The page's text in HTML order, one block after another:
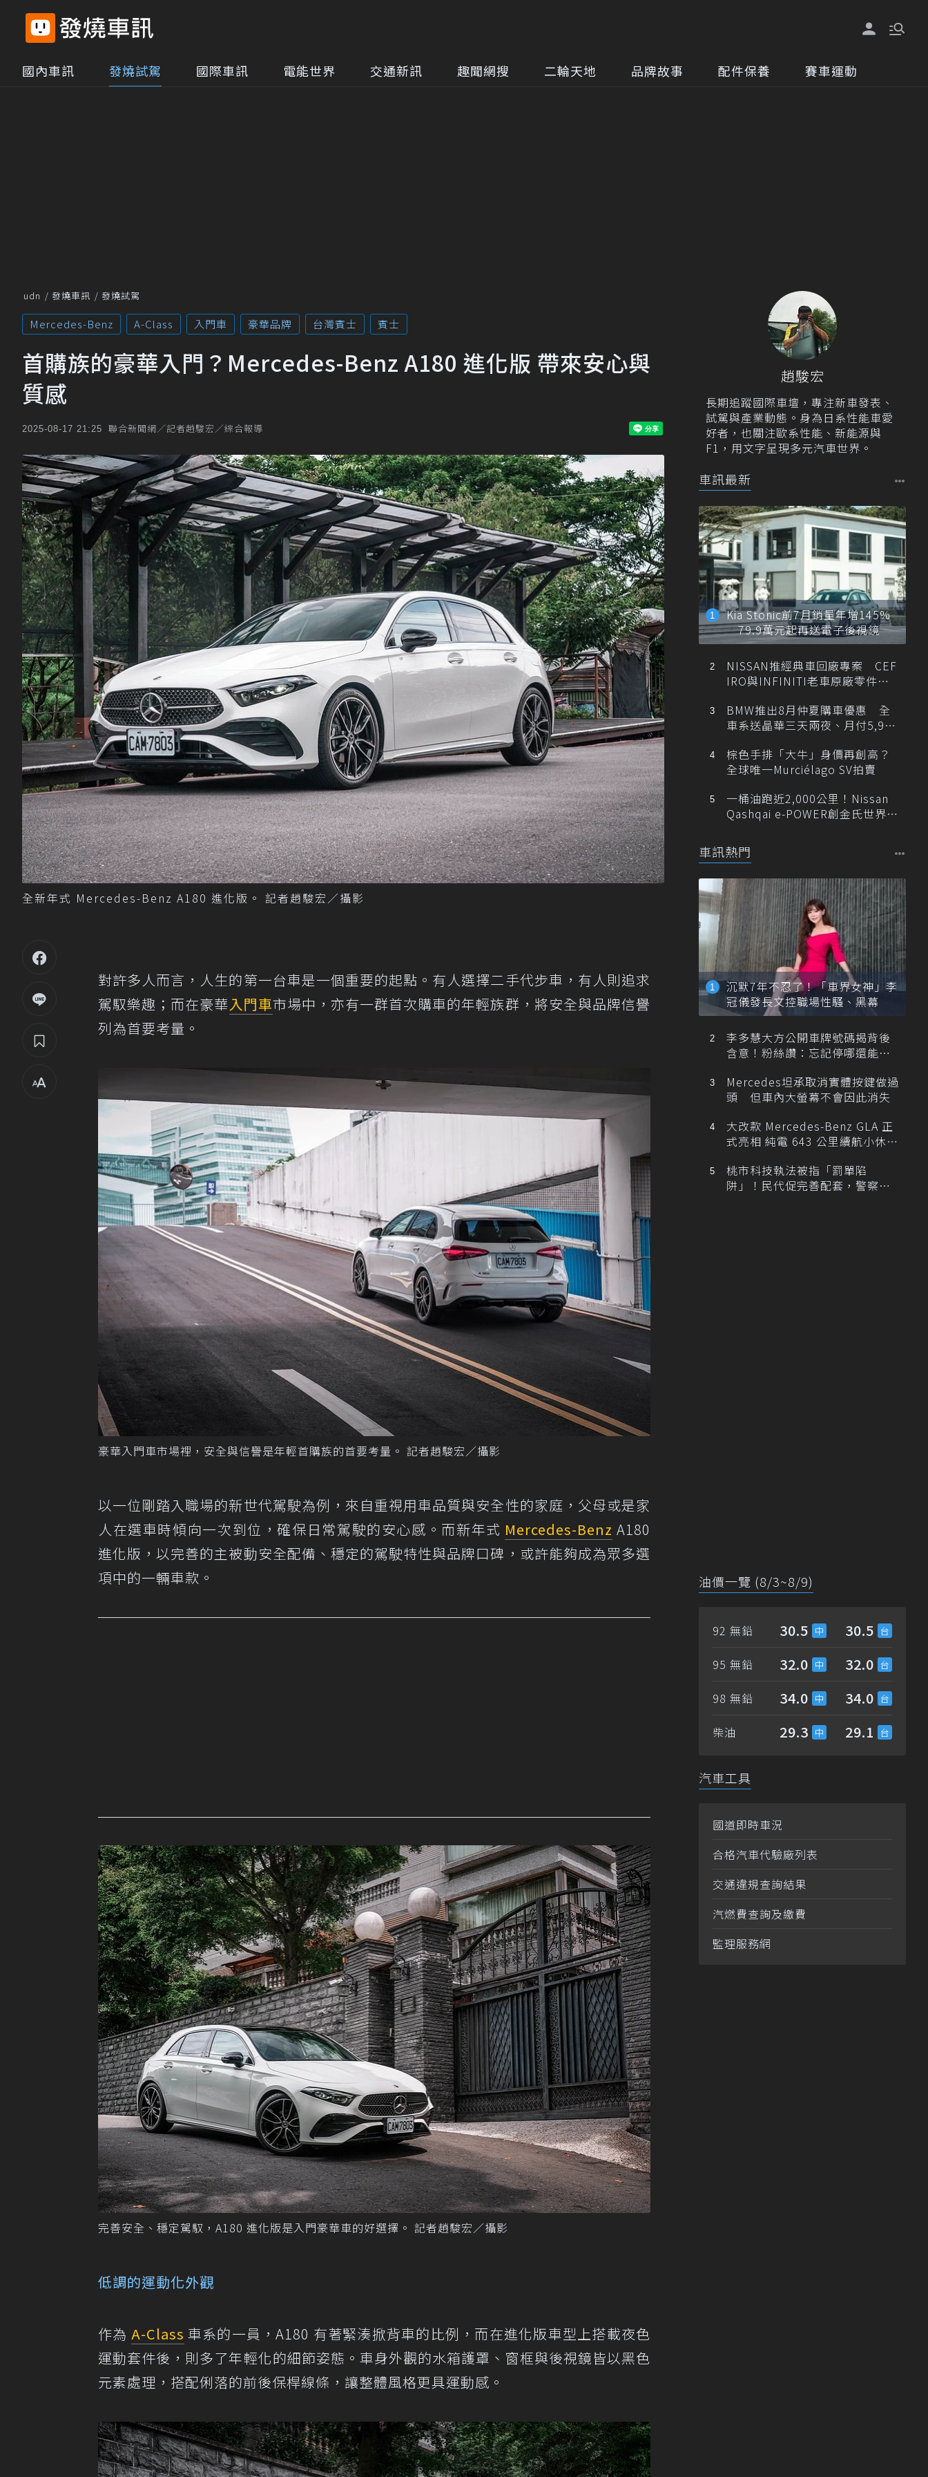
國內車訊 發燒試駕 國際車訊 電能世界 交通新訊 趣聞網搜 二輪天地 品牌故事 配件保養 賽車運動
udn 發燒車訊 發燒試駕
Mercedes-Benz A-Class 入門車 豪華品牌 台灣賓士 賓士
首購族的豪華入門？Mercedes-Benz A180 進化版 帶來安心與
質感
2025-08-17 21:25 聯合新聞網／記者趙駿宏／綜合報導
全新年式 Mercedes-Benz A180 進化版。 記者趙駿宏／攝影
對許多人而言，人生的第一台車是一個重要的起點。有人選擇二手代步車，有人則追求
駕馭樂趣；而在豪華入門車市場中，亦有一群首次購車的年輕族群，將安全與品牌信譽
列為首要考量。
豪華入門車市場裡，安全與信譽是年輕首購族的首要考量。 記者趙駿宏／攝影
以一位剛踏入職場的新世代駕駛為例，來自重視用車品質與安全性的家庭，父母或是家
人在選車時傾向一次到位，確保日常駕駛的安心感。而新年式 Mercedes-Benz A180
進化版，以完善的主被動安全配備、穩定的駕駛特性與品牌口碑，或許能夠成為眾多選
項中的一輛車款。
完善安全、穩定駕馭，A180 進化版是入門豪華車的好選擇。 記者趙駿宏／攝影
低調的運動化外觀
作為 A-Class 車系的一員，A180 有著緊湊掀背車的比例，而在進化版車型上搭載夜色
運動套件後，則多了年輕化的細節姿態。車身外觀的水箱護罩、窗框與後視鏡皆以黑色
元素處理，搭配俐落的前後保桿線條，讓整體風格更具運動感。
趙駿宏
長期追蹤國際車壇，專注新車發表、
試駕與產業動態。身為日系性能車愛
好者，也關注歐系性能、新能源與
F1，用文字呈現多元汽車世界。
車訊最新
Kia Stonic前7月銷量年增145%
79.9萬元起再送電子後視鏡
NISSAN推經典車回廠專案 CEF
IRO與INFINITI老車原廠零件最
BMW推出8月仲夏購車優惠 全
車系送晶華三天兩夜、月付5,900
棕色手排「大牛」身價再創高？
全球唯一Murciélago SV拍賣
一桶油跑近2,000公里！Nissan
Qashqai e-POWER創金氏世界紀
車訊熱門
沉默7年不忍了！「車界女神」李
冠儀發長文控職場性騷、黑幕
李多慧大方公開車牌號碼揭背後
含意！粉絲讚：忘記停哪還能幫
Mercedes坦承取消實體按鍵做過
頭 但車內大螢幕不會因此消失
大改款 Mercedes-Benz GLA 正
式亮相 純電 643 公里續航小休
桃市科技執法被指「罰單陷
阱」！民代促完善配套，警察局
油價一覽 (8/3~8/9)
92 無鉛 30.5 30.5
95 無鉛 32.0 32.0
98 無鉛 34.0 34.0
柴油 29.3 29.1
汽車工具
國道即時車況
合格汽車代驗廠列表
交通違規查詢結果
汽燃費查詢及繳費
監理服務網